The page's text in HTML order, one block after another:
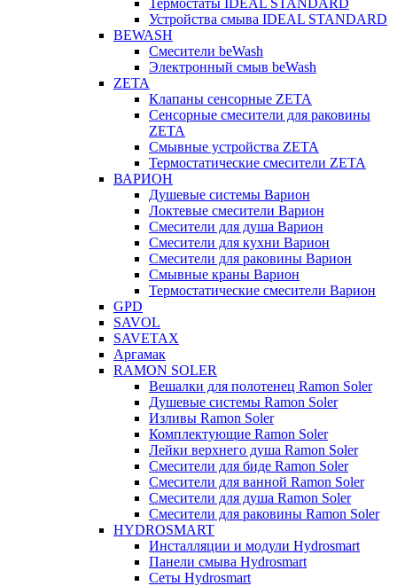
Термостаты IDEAL STANDARD
Устройства смыва IDEAL STANDARD
BEWASH
Смесители beWash
Электронный смыв beWash
ZETA
Клапаны сенсорные ZETA
Сенсорные смесители для раковины
ZETA
Смывные устройства ZETA
Термостатические смесители ZETA
ВАРИОН
Душевые системы Варион
Локтевые смесители Варион
Смесители для душа Варион
Смесители для кухни Варион
Смесители для раковины Варион
Смывные краны Варион
Термостатические смесители Варион
GPD
SAVOL
SAVETAX
Аргамак
RAMON SOLER
Вешалки для полотенец Ramon Soler
Душевые системы Ramon Soler
Изливы Ramon Soler
Комплектующие Ramon Soler
Лейки верхнего душа Ramon Soler
Смесители для биде Ramon Soler
Смесители для ванной Ramon Soler
Смесители для душа Ramon Soler
Смесители для раковины Ramon Soler
HYDROSMART
Инсталляции и модули Hydrosmart
Панели смыва Hydrosmart
Сеты Hydrosmart